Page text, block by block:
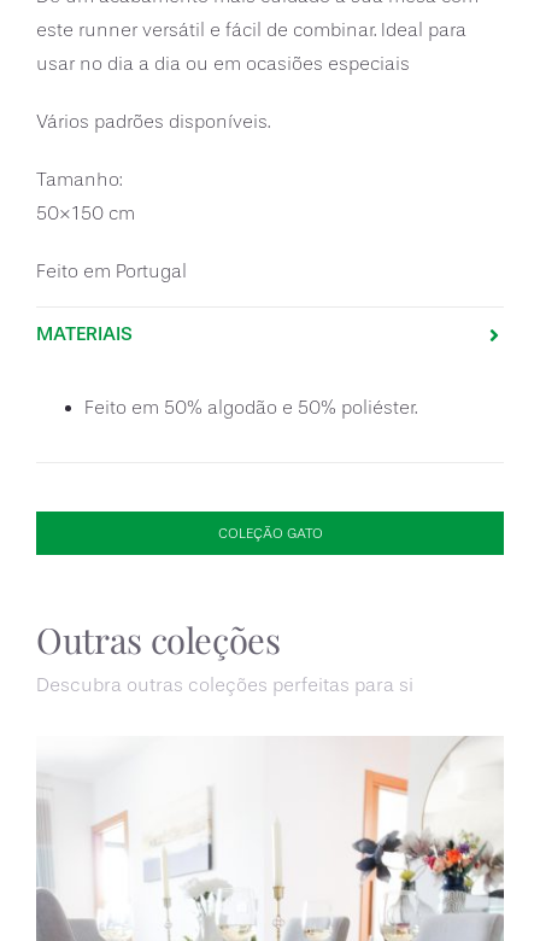
este runner versátil e fácil de combinar. Ideal para
usar no dia a dia ou em ocasiões especiais
Vários padrões disponíveis.
Tamanho:
50×150 cm
Feito em Portugal
MATERIAIS
Feito em 50% algodão e 50% poliéster.
COLEÇÃO GATO
Outras coleções
Descubra outras coleções perfeitas para si